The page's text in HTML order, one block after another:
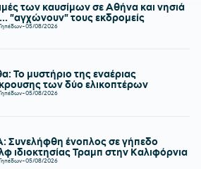
των καυσίμων σε Αθήνα και νησιά
"αγχώνουν" τους εκδρομείς
-05/08/2026
Το μυστήριο της εναέριας
των δύο ελικοπτέρων
-05/08/2026
Συνελήφθη ένοπλος σε γήπεδο
ιδιοκτησίας Τραμπ στην Καλιφόρνια
-05/08/2026